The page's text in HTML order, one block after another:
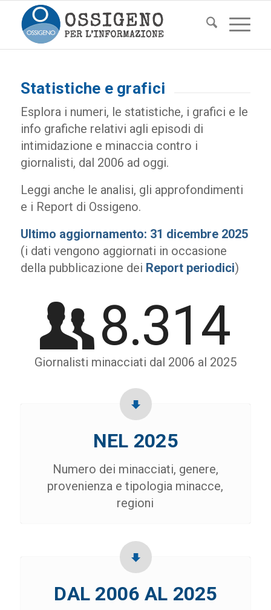
Statistiche e grafici
Esplora i numeri, le statistiche, i grafici e le
info grafiche relativi agli episodi di
intimidazione e minaccia contro i
giornalisti, dal 2006 ad oggi.
Leggi anche le analisi, gli approfondimenti
e i Report di Ossigeno.
Ultimo aggiornamento: 31 dicembre 2025
(i dati vengono aggiornati in occasione
della pubblicazione dei Report periodici)
8.314
Giornalisti minacciati dal 2006 al 2025
NEL 2025
Numero dei minacciati, genere,
provenienza e tipologia minacce,
regioni
DAL 2006 AL 2025